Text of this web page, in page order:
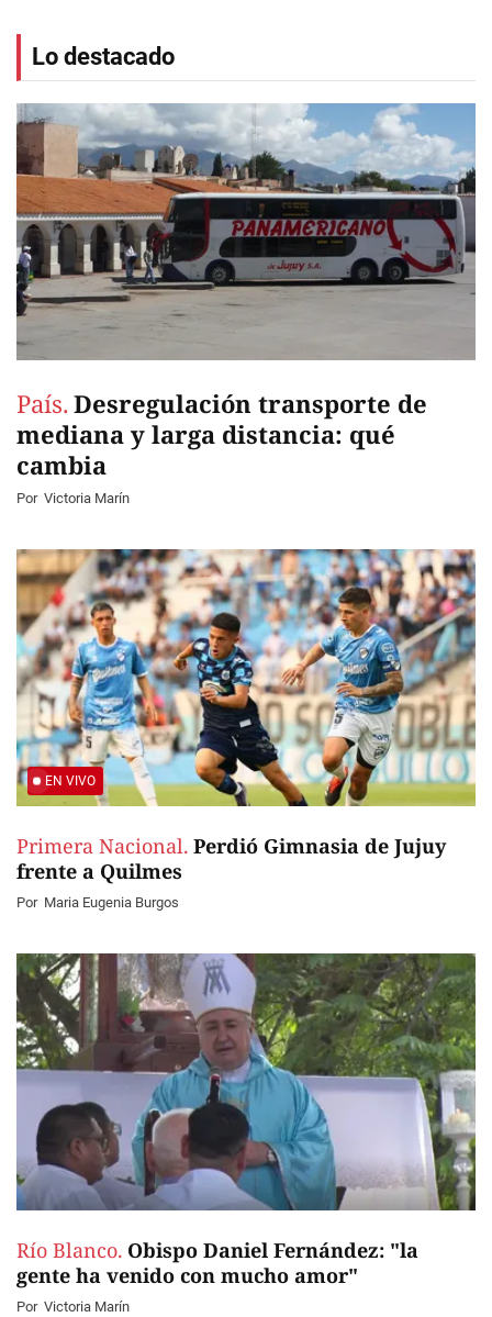
Lo destacado
País. Desregulación transporte de
mediana y larga distancia: qué
cambia
Por Victoria Marín
EN VIVO
Primera Nacional. Perdió Gimnasia de Jujuy
frente a Quilmes
Por Maria Eugenia Burgos
Río Blanco. Obispo Daniel Fernández: "la
gente ha venido con mucho amor"
Por Victoria Marín